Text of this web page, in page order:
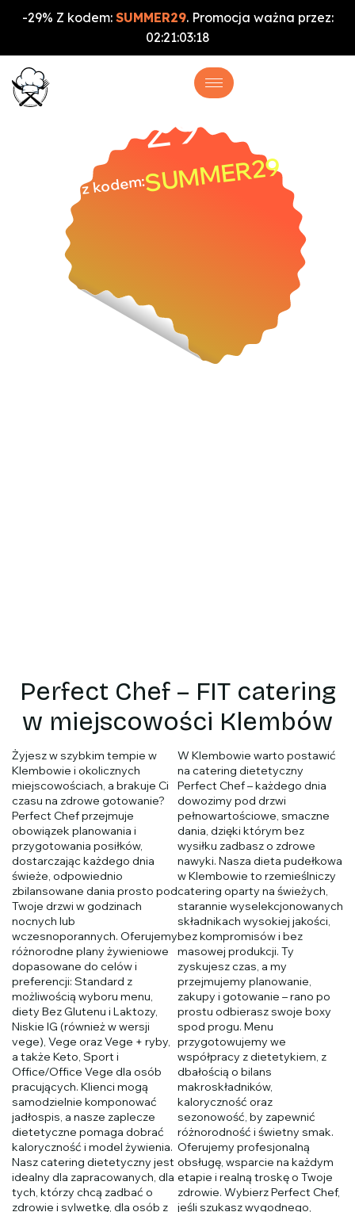
-29% Z kodem: SUMMER29. Promocja ważna przez:
02:21:03:17
-29%
z kodem:SUMMER29
Perfect Chef – FIT catering
w miejscowości Klembów
Żyjesz w szybkim tempie w
Klembowie i okolicznych
miejscowościach, a brakuje Ci
czasu na zdrowe gotowanie?
Perfect Chef przejmuje
obowiązek planowania i
przygotowania posiłków,
dostarczając każdego dnia
świeże, odpowiednio
zbilansowane dania prosto pod
Twoje drzwi w godzinach
nocnych lub
wczesnoporannych. Oferujemy
różnorodne plany żywieniowe
dopasowane do celów i
preferencji: Standard z
możliwością wyboru menu,
diety Bez Glutenu i Laktozy,
Niskie IG (również w wersji
vege), Vege oraz Vege + ryby,
a także Keto, Sport i
Office/Office Vege dla osób
pracujących. Klienci mogą
samodzielnie komponować
jadłospis, a nasze zaplecze
dietetyczne pomaga dobrać
kaloryczność i model żywienia.
Nasz catering dietetyczny jest
idealny dla zapracowanych, dla
tych, którzy chcą zadbać o
zdrowie i sylwetkę, dla osób z
W Klembowie warto postawić
na catering dietetyczny
Perfect Chef – każdego dnia
dowozimy pod drzwi
pełnowartościowe, smaczne
dania, dzięki którym bez
wysiłku zadbasz o zdrowe
nawyki. Nasza dieta pudełkowa
w Klembowie to rzemieślniczy
catering oparty na świeżych,
starannie wyselekcjonowanych
składnikach wysokiej jakości,
bez kompromisów i bez
masowej produkcji. Ty
zyskujesz czas, a my
przejmujemy planowanie,
zakupy i gotowanie – rano po
prostu odbierasz swoje boxy
spod progu. Menu
przygotowujemy we
współpracy z dietetykiem, z
dbałością o bilans
makroskładników,
kaloryczność oraz
sezonowość, by zapewnić
różnorodność i świetny smak.
Oferujemy profesjonalną
obsługę, wsparcie na każdym
etapie i realną troskę o Twoje
zdrowie. Wybierz Perfect Chef,
jeśli szukasz wygodnego,